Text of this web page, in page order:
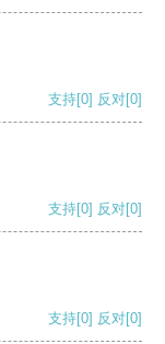
支持[0] 反对[0]
支持[0] 反对[0]
支持[0] 反对[0]